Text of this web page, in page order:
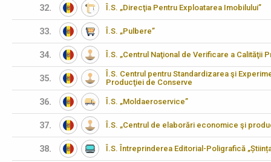
32. Î.S. „Direcţia Pentru Exploatarea Imobilului”
33. Î.S. „Pulbere”
34. Î.S. „Centrul Naţional de Verificare a Calităţii
35.
Î.S. Centrul pentru Standardizarea şi
Producţiei de Conserve
36. Î.S. „Moldaeroservice”
37. Î.S. „Centrul de elaborări economice şi
38. Î.S. Întreprinderea Editorial-Poligrafică